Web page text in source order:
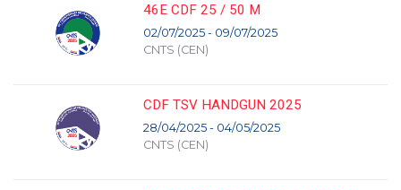
46E CDF 25 / 50 M
02/07/2025 - 09/07/2025
CNTS (CEN)
CDF TSV HANDGUN 2025
28/04/2025 - 04/05/2025
CNTS (CEN)